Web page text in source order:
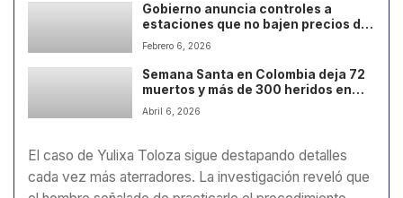
Gobierno anuncia controles a
estaciones que no bajen precios del
combustible
Febrero 6, 2026
Semana Santa en Colombia deja 72
muertos y más de 300 heridos en
siniestros viales
Abril 6, 2026
El caso de Yulixa Toloza sigue destapando detalles
cada vez más aterradores. La investigación reveló que